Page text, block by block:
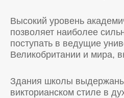
Высокий уровень
позволяет наиболее
поступать в ведущие
Великобритании и мира,
Здания школы выдержаны
викторианском стиле в